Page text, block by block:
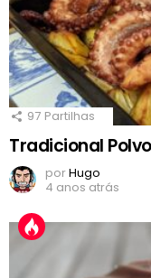
97 Partilhas
Tradicional
porHugo
4 anos atrás